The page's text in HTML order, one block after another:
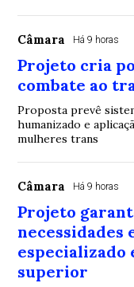
Câmara Há 9 horas
Projeto cria
combate ao
Proposta prevê
humanizado e
mulheres trans
Câmara Há 9 horas
Projeto
necessidades
especializado
superior